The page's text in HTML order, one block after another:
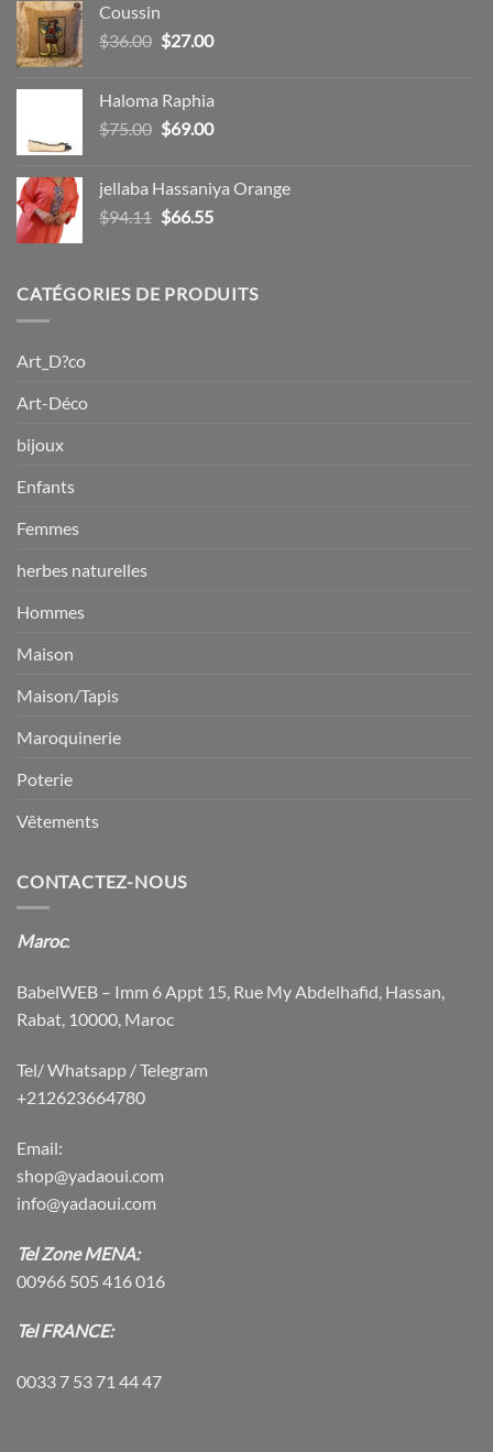
était :
$15.00.$12.00.
Coussin
$36.00 Le
était :
$36.00.
$27.00Le
est :
$27.00.
Haloma Raphia
$75.00 Le
était :
$75.00.
$69.00Le
est :
$69.00.
jellaba Hassaniya Orange
$94.11 Le
était :
$66.55Le
est :
CATÉGORIES DE PRODUITS
Art_D?co
Art-Déco
bijoux
Enfants
Femmes
herbes naturelles
Hommes
Maison
Maison/Tapis
Maroquinerie
Poterie
Vêtements
CONTACTEZ-NOUS
Maroc:
BabelWEB – Imm 6 Appt 15, Rue My Abdelhafid, Hassan,
Rabat, 10000, Maroc
Tel/ Whatsapp / Telegram
+212623664780
Email:
shop@yadaoui.com
info@yadaoui.com
Tel Zone MENA:
00966 505 416 016
Tel FRANCE:
0033 7 53 71 44 47